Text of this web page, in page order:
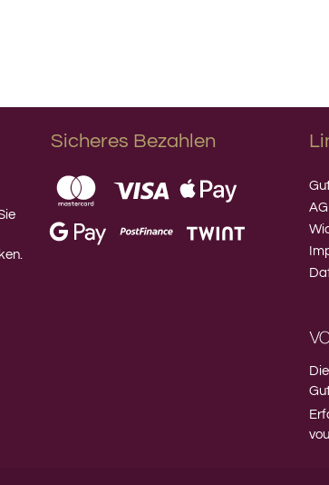
Sicheres Bezahlen